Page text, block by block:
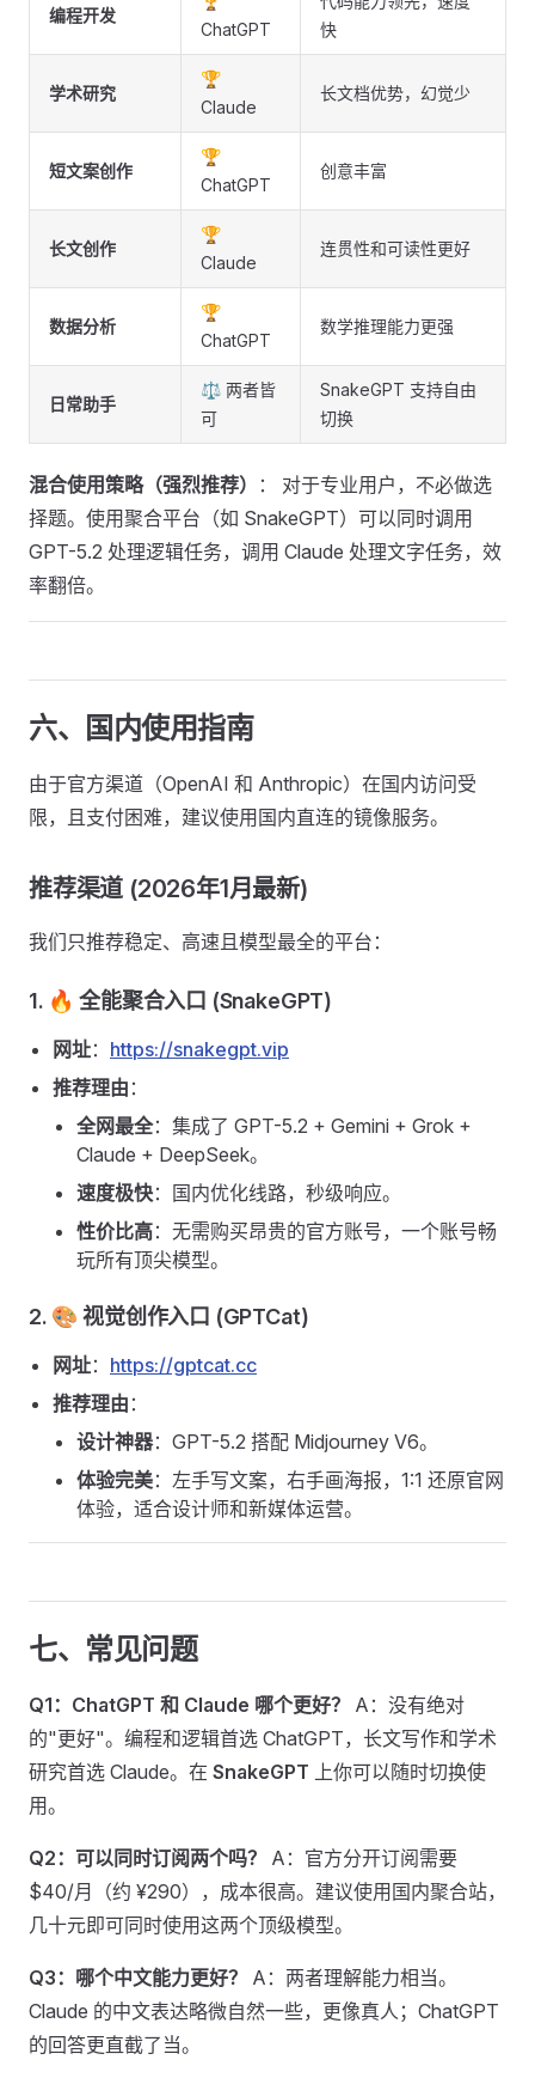
编程开发
ChatGPT
快
学术研究
🏆
Claude
长文档优势，幻觉少
短文案创作
🏆
ChatGPT
创意丰富
长文创作
🏆
Claude
连贯性和可读性更好
数据分析
🏆
ChatGPT
数学推理能力更强
日常助手
⚖️ 两者皆
可
SnakeGPT 支持自由
切换
混合使用策略（强烈推荐）
： 对于专业用户，不必做选
择题。使用聚合平台（如 SnakeGPT）可以同时调用
GPT-5.2 处理逻辑任务，调用 Claude 处理文字任务，效
率翻倍。
六、国内使用指南
由于官方渠道（OpenAI 和 Anthropic）在国内访问受
限，且支付困难，建议使用国内直连的镜像服务。
推荐渠道 (2026年1月最新)
我们只推荐稳定、高速且模型最全的平台：
1. 🔥 全能聚合入口 (SnakeGPT)
网址： https://snakegpt.vip
推荐理由 ：
全网最全：集成了 GPT-5.2 + Gemini + Grok +
Claude + DeepSeek。
速度极快：国内优化线路，秒级响应。
性价比高：无需购买昂贵的官方账号，一个账号畅
玩所有顶尖模型。
2. 🎨 视觉创作入口 (GPTCat)
网址： https://gptcat.cc
推荐理由 ：
设计神器：GPT-5.2 搭配 Midjourney V6。
体验完美：左手写文案，右手画海报，1:1 还原官网
体验，适合设计师和新媒体运营。
七、常见问题
Q1：ChatGPT 和 Claude 哪个更好？
A：没有绝对
的"更好"。编程和逻辑首选 ChatGPT，长文写作和学术
研究首选 Claude。在 SnakeGPT 上你可以随时切换使
用。
Q2：可以同时订阅两个吗？
A：官方分开订阅需要
$40/月（约 ¥290），成本很高。建议使用国内聚合站，
几十元即可同时使用这两个顶级模型。
Q3：哪个中文能力更好？
A：两者理解能力相当。
Claude 的中文表达略微自然一些，更像真人；ChatGPT
的回答更直截了当。